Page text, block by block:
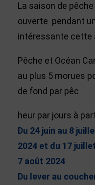
La saison de
ouverte pendant
intéressante cette
Pêche et Océan
au plus 5 morues
de fond par pêc
heur par jours à
Du 24 juin au 8
2024 et du 17
7 août 2024
Du lever au